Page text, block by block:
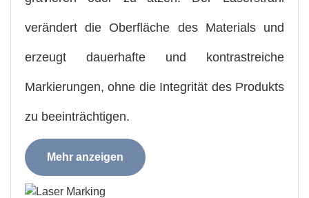
verändert die Oberfläche des Materials und
erzeugt dauerhafte und kontrastreiche
Markierungen, ohne die Integrität des Produkts
zu beeinträchtigen.
Mehr anzeigen